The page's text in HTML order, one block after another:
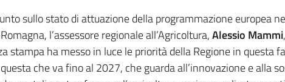
sullo stato di attuazione della programmazione europea
l’assessore regionale all’Agricoltura,Alessio Mammi
stampa ha messo in luce le priorità della Regione in questa
che va fino al 2027, che guarda all’innovazione e alla